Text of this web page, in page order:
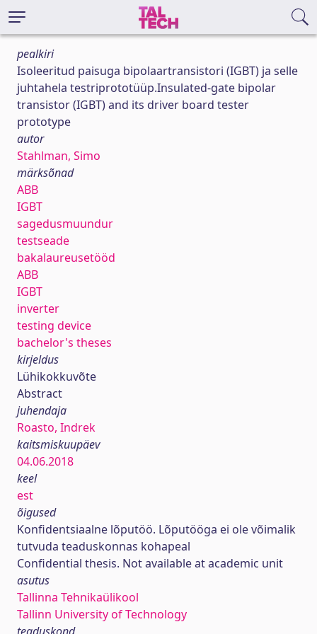
pealkiri
Isoleeritud paisuga bipolaartransistori (IGBT) ja selle
juhtahela testriprototüüp.Insulated-gate bipolar
transistor (IGBT) and its driver board tester
prototype
autor
Stahlman, Simo
märksõnad
ABB
IGBT
sagedusmuundur
testseade
bakalaureusetööd
ABB
IGBT
inverter
testing device
bachelor's theses
kirjeldus
Lühikokkuvõte
Abstract
juhendaja
Roasto, Indrek
kaitsmiskuupäev
04.06.2018
keel
est
õigused
Konfidentsiaalne lõputöö. Lõputööga ei ole võimalik
tutvuda teaduskonnas kohapeal
Confidential thesis. Not available at academic unit
asutus
Tallinna Tehnikaülikool
Tallinn University of Technology